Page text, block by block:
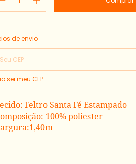
para o CEP:
de envio
sei meu CEP
Feltro Santa Fé Estampado
100% poliester